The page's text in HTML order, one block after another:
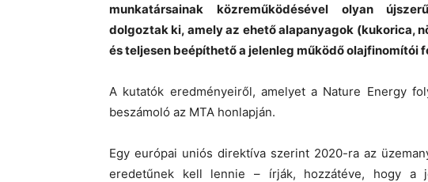
munkatársainak közreműködésével olyan
dolgoztak ki, amely az ehető alapanyagok (kukorica,
és teljesen beépíthető a jelenleg működő olajfinomítói
A kutatók eredményeiről, amelyet a Nature Energy
beszámoló az MTA honlapján.
Egy európai uniós direktíva szerint 2020-ra az
eredetűnek kell lennie – írják, hozzátéve, hogy a